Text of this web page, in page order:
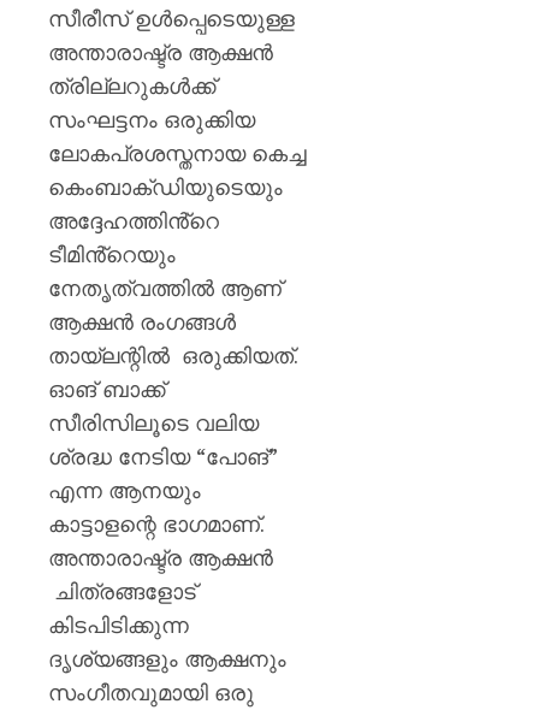
സീരീസ് ഉൾപ്പെടെയുള്ള
അന്താരാഷ്ട്ര ആക്ഷൻ
ത്രില്ലറുകൾക്ക്
സംഘട്ടനം ഒരുക്കിയ
ലോകപ്രശസ്തനായ കെച്ച
കെംബാക്ഡിയുടെയും
അദ്ദേഹത്തിൻ്റെ
ടീമിൻ്റെയും
നേതൃത്വത്തിൽ ആണ്
ആക്ഷൻ രംഗങ്ങൾ
തായ്‌ലന്റിൽ ഒരുക്കിയത്.
ഓങ് ബാക്ക്
സീരിസിലൂടെ വലിയ
ശ്രദ്ധ നേടിയ “പോങ്”
എന്ന ആനയും
കാട്ടാളന്റെ ഭാഗമാണ്.
അന്താരാഷ്ട്ര ആക്ഷൻ
ചിത്രങ്ങളോട്
കിടപിടിക്കുന്ന
ദൃശ്യങ്ങളും ആക്ഷനും
സംഗീതവുമായി ഒരു